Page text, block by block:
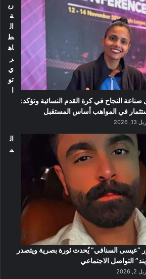
ري
ة
ال
ط
اه
ر
ي
تو
ا
النجاح في كرة القدم النسائية وتؤكد:
في المواهب أساس المستقبل
13, 2026
ال
م
“عيسى السنافي” يُحدث ثورة بصرية ويتصدر
التواصل الاجتماعي
2, 2026